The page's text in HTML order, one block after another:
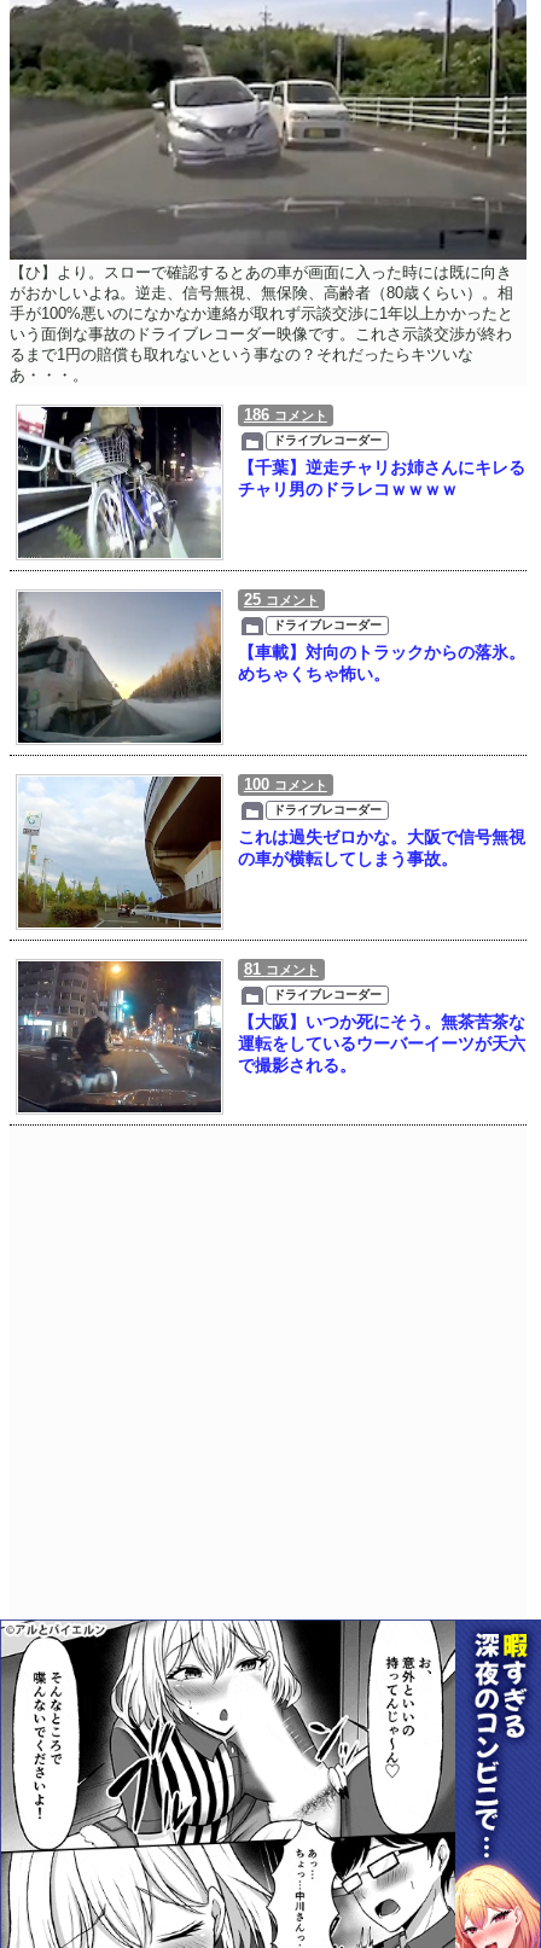
【ひ】より。スローで確認するとあの車が画面に入った時には既に向き
がおかしいよね。逆走、信号無視、無保険、高齢者（80歳くらい）。相
手が100%悪いのになかなか連絡が取れず示談交渉に1年以上かかったと
いう面倒な事故のドライブレコーダー映像です。これさ示談交渉が終わ
るまで1円の賠償も取れないという事なの？それだったらキツいな
あ・・・。
186 コメント
ドライブレコーダー
【千葉】逆走チャリお姉さんにキレる
チャリ男のドラレコｗｗｗｗ
25 コメント
ドライブレコーダー
【車載】対向のトラックからの落氷。
めちゃくちゃ怖い。
100 コメント
ドライブレコーダー
これは過失ゼロかな。大阪で信号無視
の車が横転してしまう事故。
81 コメント
ドライブレコーダー
【大阪】いつか死にそう。無茶苦茶な
運転をしているウーバーイーツが天六
で撮影される。